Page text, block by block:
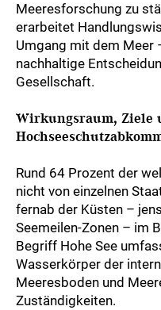
Meeresforschung zu
erarbeitet
Umgang mit dem Meer
nachhaltige
Gesellschaft.
Wirkungsraum, Ziele
Rund 64 Prozent der
nicht von einzelnen
fernab der Küsten –
Seemeilen-Zonen – im
Begriff Hohe See
Wasserkörper der
Meeresboden und
Zuständigkeiten.